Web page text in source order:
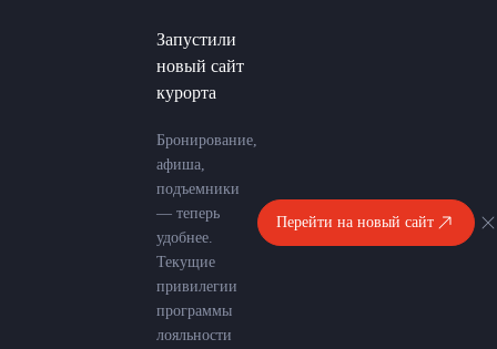
Запустили
новый сайт
курорта
Бронирование,
афиша,
подъемники
— теперь
удобнее.
Текущие
привилегии
программы
лояльности
Перейти на новый сайт